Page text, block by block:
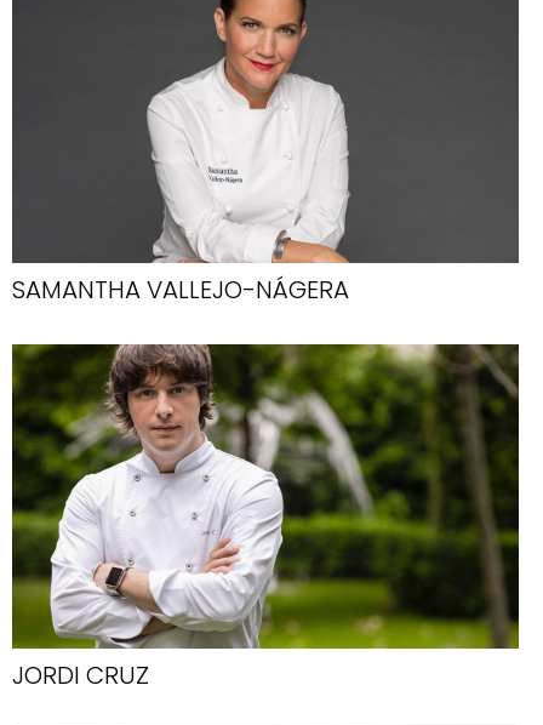
SAMANTHA VALLEJO-NÁGERA
JORDI CRUZ